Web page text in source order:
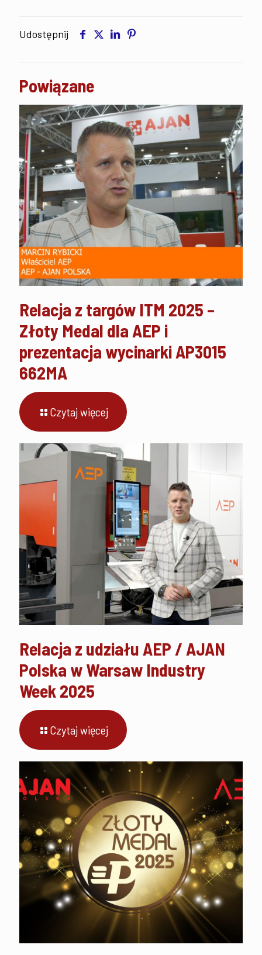
Udostępnij
Powiązane
Relacja z targów ITM 2025 –
Złoty Medal dla AEP i
prezentacja wycinarki AP3015
662MA
Czytaj więcej
Relacja z udziału AEP / AJAN
Polska w Warsaw Industry
Week 2025
Czytaj więcej